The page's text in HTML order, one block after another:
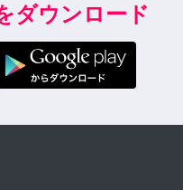
ダウンロード